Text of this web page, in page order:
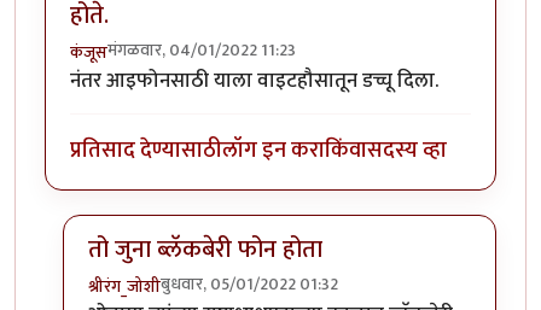
होते.
कंजूसमंगळवार, 04/01/2022 11:23
नंतर आइफोनसाठी याला वाइटहौसातून डच्चू दिला.
प्रतिसाद देण्यासाठीलॉग इन कराकिंवासदस्य व्हा
तो जुना ब्लॅकबेरी फोन होता
श्रीरंग_जोशीबुधवार, 05/01/2022 01:32